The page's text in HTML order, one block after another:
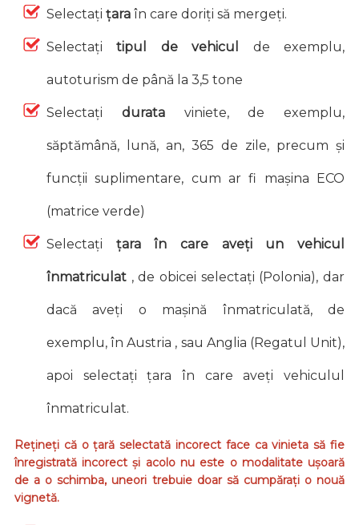
Selectați țara în care doriți să mergeți.
Selectațitipul de vehicul de exemplu,
autoturism de până la 3,5 tone
Selectați durata viniete, de exemplu,
săptămână, lună, an, 365 de zile, precum și
funcții suplimentare, cum ar fi mașina ECO
(matrice verde)
Selectați țara în care aveți un vehicul
înmatriculat , de obicei selectați (Polonia), dar
dacă aveți o mașină înmatriculată, de
exemplu, în Austria , sau Anglia (Regatul Unit),
apoi selectați țara în care aveți vehiculul
înmatriculat.
Rețineți că o țară selectată incorect face ca vinieta să fie
înregistrată incorect și acolo nu este o modalitate ușoară
de a o schimba, uneori trebuie doar să cumpărați o nouă
vignetă.